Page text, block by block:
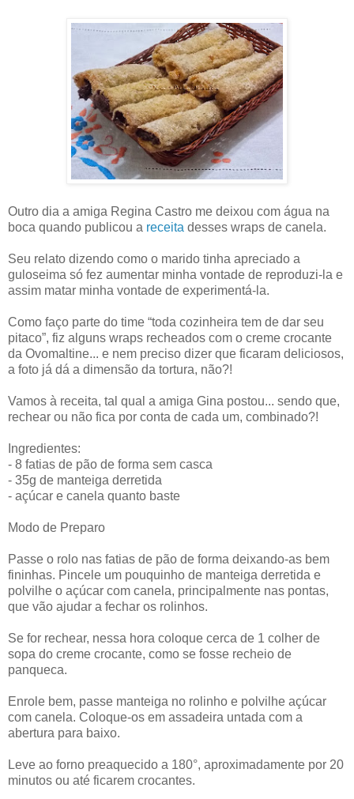
Outro dia a amiga Regina Castro me deixou com água na
boca quando publicou a receita desses wraps de canela.
Seu relato dizendo como o marido tinha apreciado a
guloseima só fez aumentar minha vontade de reproduzi-la e
assim matar minha vontade de experimentá-la.
Como faço parte do time “toda cozinheira tem de dar seu
pitaco”, fiz alguns wraps recheados com o creme crocante
da Ovomaltine... e nem preciso dizer que ficaram deliciosos,
a foto já dá a dimensão da tortura, não?!
Vamos à receita, tal qual a amiga Gina postou... sendo que,
rechear ou não fica por conta de cada um, combinado?!
Ingredientes:
- 8 fatias de pão de forma sem casca
- 35g de manteiga derretida
- açúcar e canela quanto baste
Modo de Preparo
Passe o rolo nas fatias de pão de forma deixando-as bem
fininhas. Pincele um pouquinho de manteiga derretida e
polvilhe o açúcar com canela, principalmente nas pontas,
que vão ajudar a fechar os rolinhos.
Se for rechear, nessa hora coloque cerca de 1 colher de
sopa do creme crocante, como se fosse recheio de
panqueca.
Enrole bem, passe manteiga no rolinho e polvilhe açúcar
com canela. Coloque-os em assadeira untada com a
abertura para baixo.
Leve ao forno preaquecido a 180°, aproximadamente por 20
minutos ou até ficarem crocantes.